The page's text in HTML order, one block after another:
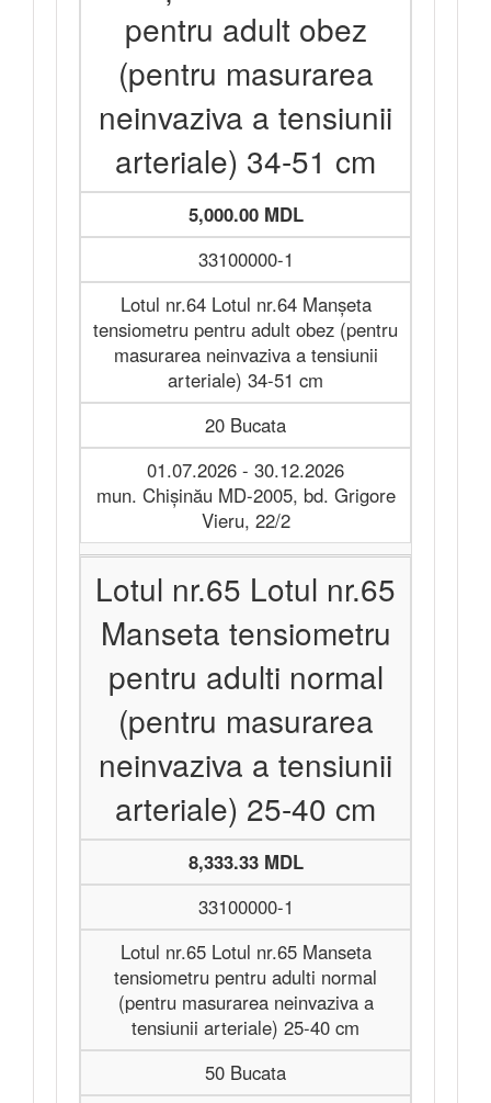
pentru adult obez
(pentru masurarea
neinvaziva a tensiunii
arteriale) 34-51 cm
5,000.00 MDL
33100000-1
Lotul nr.64 Lotul nr.64 Manșeta
tensiometru pentru adult obez (pentru
masurarea neinvaziva a tensiunii
arteriale) 34-51 cm
20 Bucata
01.07.2026 - 30.12.2026
mun. Chișinău MD-2005, bd. Grigore
Vieru, 22/2
Lotul nr.65 Lotul nr.65
Manseta tensiometru
pentru adulti normal
(pentru masurarea
neinvaziva a tensiunii
arteriale) 25-40 cm
8,333.33 MDL
33100000-1
Lotul nr.65 Lotul nr.65 Manseta
tensiometru pentru adulti normal
(pentru masurarea neinvaziva a
tensiunii arteriale) 25-40 cm
50 Bucata